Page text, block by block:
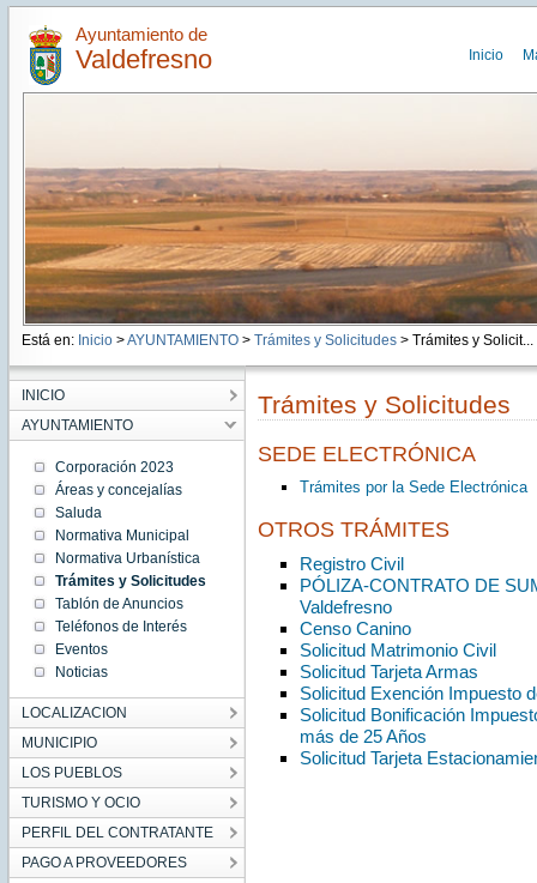
Ayuntamiento de
Valdefresno Inicio
Está en: Inicio >AYUNTAMIENTO> Trámites y Solicitudes> Trámites y Solicit...
INICIO
AYUNTAMIENTO
Corporación 2023
Áreas y concejalías
Saluda
Normativa Municipal
Normativa Urbanística
Trámites y Solicitudes
Tablón de Anuncios
Teléfonos de Interés
Eventos
Noticias
LOCALIZACION
MUNICIPIO
LOS PUEBLOS
TURISMO Y OCIO
PERFIL DEL CONTRATANTE
PAGO A PROVEEDORES
Trámites y Solicitudes
SEDE ELECTRÓNICA
Trámites por la Sede Electrónica
OTROS TRÁMITES
Registro Civil
PÓLIZA-CONTRATO DE
Valdefresno
Censo Canino
Solicitud Matrimonio Civil
Solicitud Tarjeta Armas
Solicitud Exención Impuesto
Solicitud Bonificación
más de 25 Años
Solicitud Tarjeta